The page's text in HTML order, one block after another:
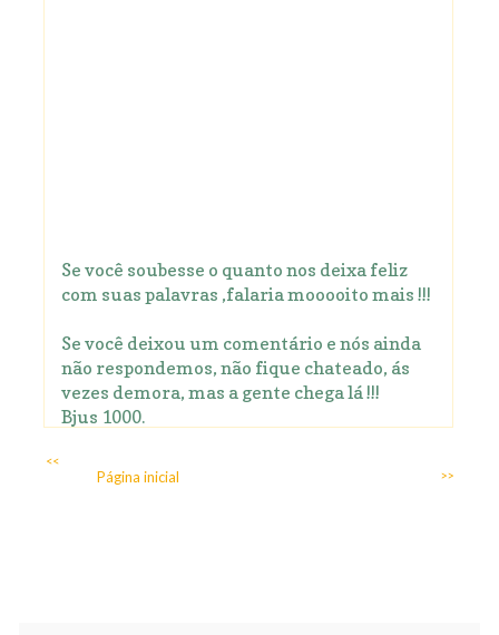
Se você soubesse o quanto nos deixa feliz
com suas palavras ,falaria mooooito mais !!!
Se você deixou um comentário e nós ainda
não respondemos, não fique chateado, ás
vezes demora, mas a gente chega lá !!!
Bjus 1000.
<<
>>
Página inicial